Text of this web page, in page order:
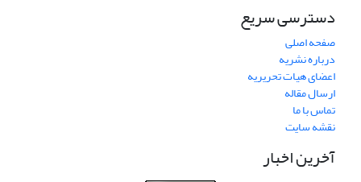
دسترسی سریع
صفحه اصلی
درباره نشریه
اعضای هیات تحریریه
ارسال مقاله
تماس با ما
نقشه سایت
آخرین اخبار